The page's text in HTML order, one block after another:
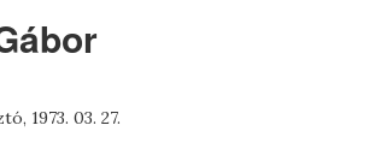
1973. 03. 27.